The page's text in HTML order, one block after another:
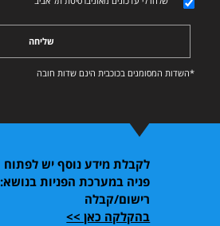
שליחה
*השדות המסומנים בכוכבית הינם שדות חובה
לקבלת מידע נוסף יש לפתוח
פניה במערכת הפניות בנושא:
רישום/קבלה
בהקלקה כאן >>